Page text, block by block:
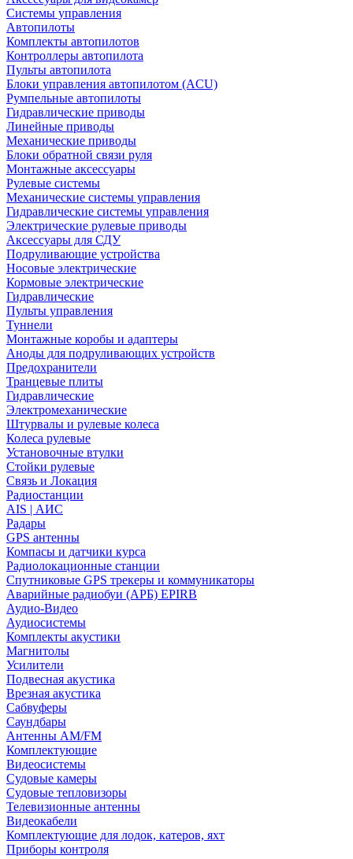
Системы управления
Автопилоты
Комплекты автопилотов
Контроллеры автопилота
Пульты автопилота
Блоки управления автопилотом (ACU)
Румпельные автопилоты
Гидравлические приводы
Линейные приводы
Механические приводы
Блоки обратной связи руля
Монтажные аксессуары
Рулевые системы
Механические системы управления
Гидравлические системы управления
Электрические рулевые приводы
Аксессуары для СДУ
Подруливающие устройства
Носовые электрические
Кормовые электрические
Гидравлические
Пульты управления
Туннели
Монтажные коробы и адаптеры
Аноды для подруливающих устройств
Предохранители
Транцевые плиты
Гидравлические
Электромеханические
Штурвалы и рулевые колеса
Колеса рулевые
Установочные втулки
Стойки рулевые
Связь и Локация
Радиостанции
AIS | АИС
Радары
GPS антенны
Компасы и датчики курса
Радиолокационные станции
Спутниковые GPS трекеры и коммуникаторы
Аварийные радиобуи (АРБ) EPIRB
Аудио-Видео
Аудиосистемы
Комплекты акустики
Магнитолы
Усилители
Подвесная акустика
Врезная акустика
Сабвуферы
Саундбары
Антенны AM/FM
Комплектующие
Видеосистемы
Судовые камеры
Cудовые тепловизоры
Телевизионные антенны
Видеокабели
Комплектующие для лодок, катеров, яхт
Приборы контроля